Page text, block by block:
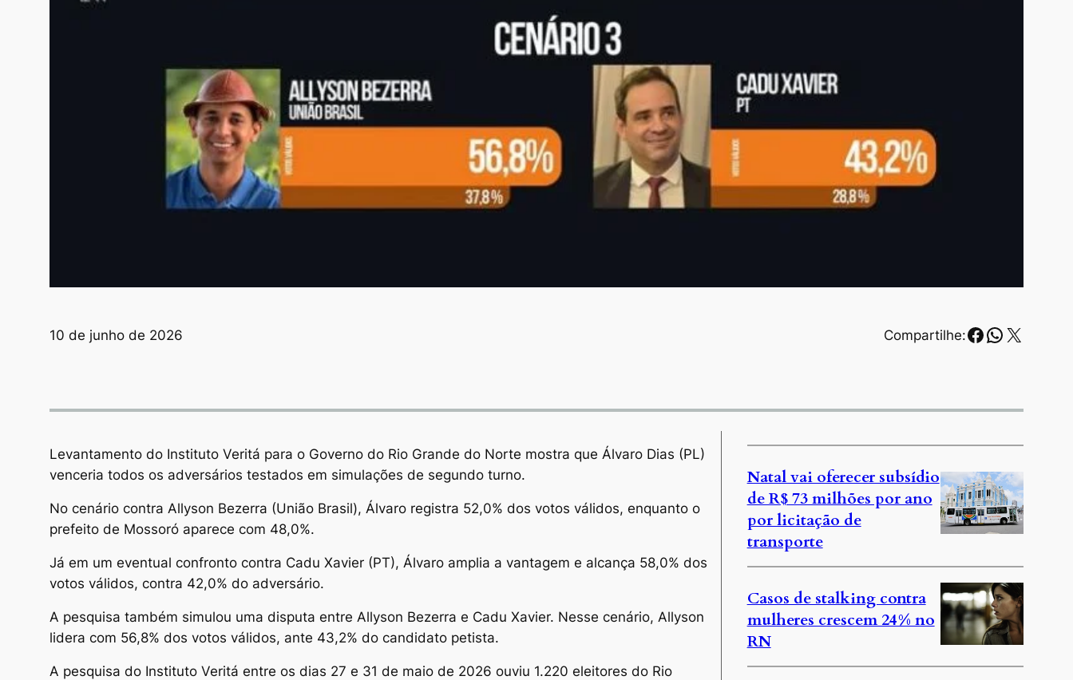
10 de junho de 2026 Compartilhe:Facebook
X
Levantamento do Instituto Veritá para o Governo do Rio Grande do Norte mostra que Álvaro Dias (PL)
venceria todos os adversários testados em simulações de segundo turno.
No cenário contra Allyson Bezerra (União Brasil), Álvaro registra 52,0% dos votos válidos, enquanto o
prefeito de Mossoró aparece com 48,0%.
Já em um eventual confronto contra Cadu Xavier (PT), Álvaro amplia a vantagem e alcança 58,0% dos
votos válidos, contra 42,0% do adversário.
A pesquisa também simulou uma disputa entre Allyson Bezerra e Cadu Xavier. Nesse cenário, Allyson
lidera com 56,8% dos votos válidos, ante 43,2% do candidato petista.
A pesquisa do Instituto Veritá entre os dias 27 e 31 de maio de 2026 ouviu 1.220 eleitores do Rio
Natal vai oferecer subsídio
de R$ 73 milhões por ano
por licitação de
transporte
Casos de stalking contra
mulheres crescem 24% no
RN